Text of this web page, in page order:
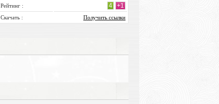
Рейтинг :
4 +1
Скачать : Получить ссылки